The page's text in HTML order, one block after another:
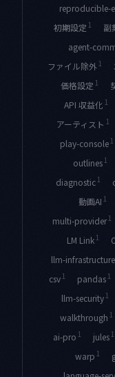
reproducible-
初期設定 1 副
agent-
ファイル除外 1
価格設定 1
API 収益化 1
アーティスト 1
play-console 1
outlines 1
diagnostic 1
動画AI 1
multi-provider 1
LM Link 1
llm-infrastructure
csv 1 pandas 1
llm-security 1
walkthrough 1
ai-pro 1 jules 1
warp 1